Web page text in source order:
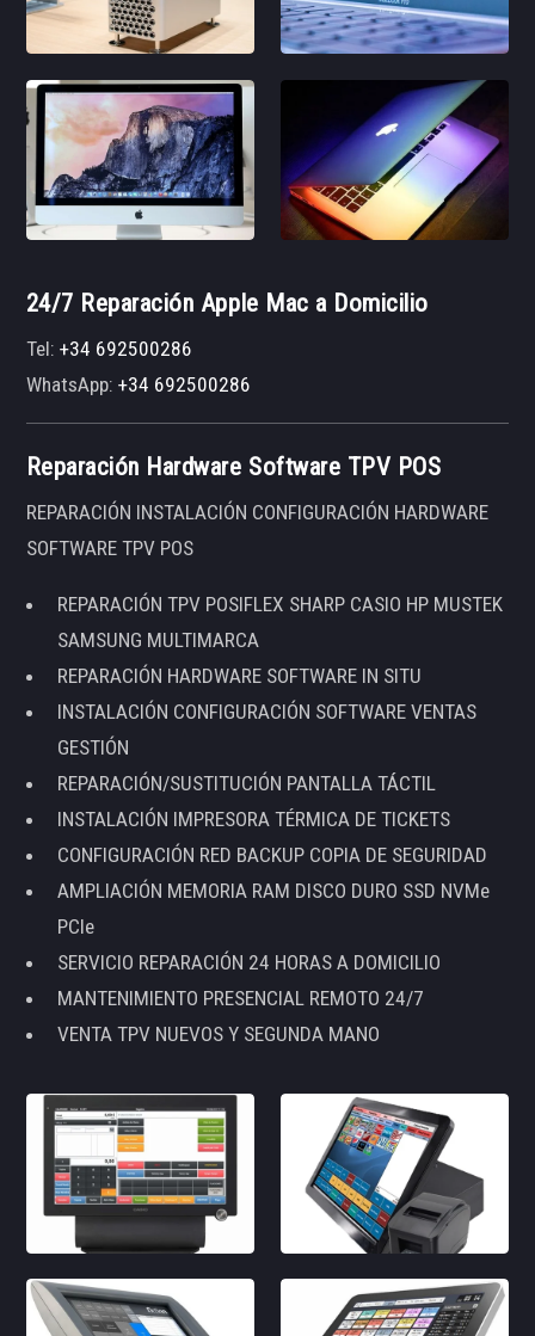
24/7 Reparación Apple Mac a Domicilio
Tel:+34 692500286
WhatsApp:+34 692500286
Reparación Hardware Software TPV POS
REPARACIÓN INSTALACIÓN CONFIGURACIÓN HARDWARE
SOFTWARE TPV POS
REPARACIÓN TPV POSIFLEX SHARP CASIO HP MUSTEK
SAMSUNG MULTIMARCA
REPARACIÓN HARDWARE SOFTWARE IN SITU
INSTALACIÓN CONFIGURACIÓN SOFTWARE VENTAS
GESTIÓN
REPARACIÓN/SUSTITUCIÓN PANTALLA TÁCTIL
INSTALACIÓN IMPRESORA TÉRMICA DE TICKETS
CONFIGURACIÓN RED BACKUP COPIA DE SEGURIDAD
AMPLIACIÓN MEMORIA RAM DISCO DURO SSD NVMe
PCIe
SERVICIO REPARACIÓN 24 HORAS A DOMICILIO
MANTENIMIENTO PRESENCIAL REMOTO 24/7
VENTA TPV NUEVOS Y SEGUNDA MANO